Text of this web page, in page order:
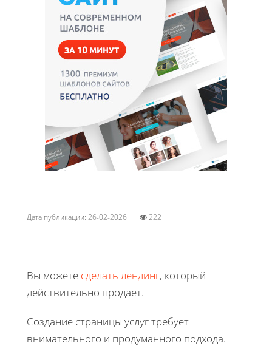
Дата публикации: 26-02-2026 222
Вы можете сделать лендинг, который
действительно продает.
Создание страницы услуг требует
внимательного и продуманного подхода.